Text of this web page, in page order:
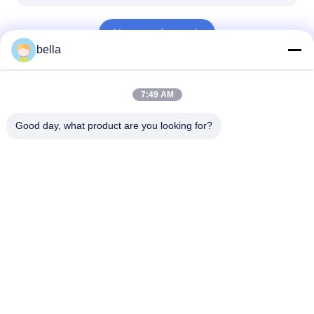
Να συνεχίσει
bella
7:49 AM
Good day, what product are you looking for?